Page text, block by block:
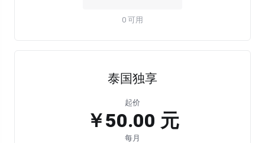
0 可用
泰国独享
起价
￥50.00 元
每月